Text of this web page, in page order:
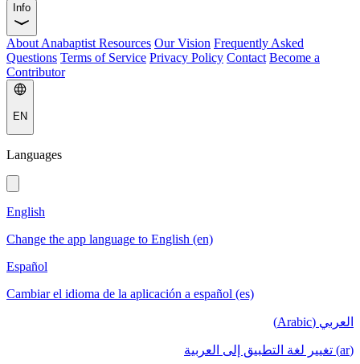
Info
About Anabaptist Resources Our Vision Frequently Asked
Questions Terms of Service Privacy Policy Contact Become a
Contributor
EN
Languages
English
Change the app language to English (en)
Español
Cambiar el idioma de la aplicación a español (es)
العربي (Arabic)
(ar) تغيير لغة التطبيق إلى العربية